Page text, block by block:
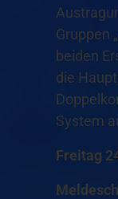
Gruppen
beiden
die
System
Freitag